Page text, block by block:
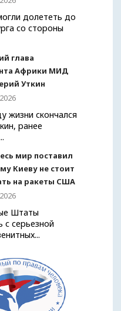
долететь до
со стороны
глава
Африки МИД
Уткин
жизни скончался
ранее
мир поставил
Киеву не стоит
на ракеты США
Штаты
с серьезной